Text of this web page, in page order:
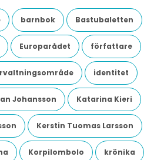
barnbok Bastubaletten
Europarådet författare
identitet
Johansson Katarina Kieri
Kerstin Tuomas Larsson
Korpilombolo krönika